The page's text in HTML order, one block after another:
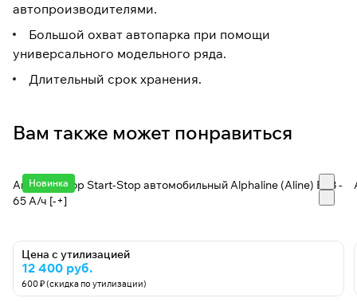
автопроизводителями.
Большой охват автопарка при помощи
универсального модельного ряда.
Длительный срок хранения.
Вам также может понравиться
Новинка
Аккумулятор Start-Stop автомобильный Alphaline (Aline) EFB -
65 А/ч [-+]
Цена с утилизацией
12 400 руб.
600 ₽ (скидка по утилизации)